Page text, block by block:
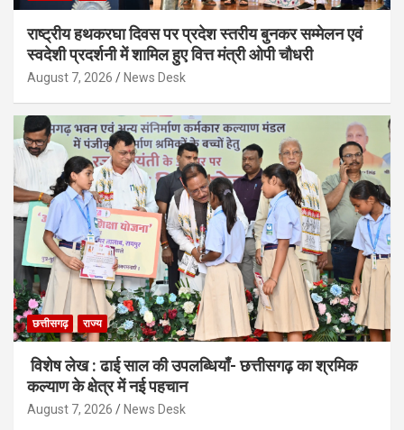
राष्ट्रीय हथकरघा दिवस पर प्रदेश स्तरीय बुनकर सम्मेलन एवं
स्वदेशी प्रदर्शनी में शामिल हुए वित्त मंत्री ओपी चौधरी
August 7, 2026 News Desk
छत्तीसगढ़ राज्य
विशेष लेख : ढाई साल की उपलब्धियाँ- छत्तीसगढ़ का श्रमिक
कल्याण के क्षेत्र में नई पहचान
August 7, 2026 News Desk